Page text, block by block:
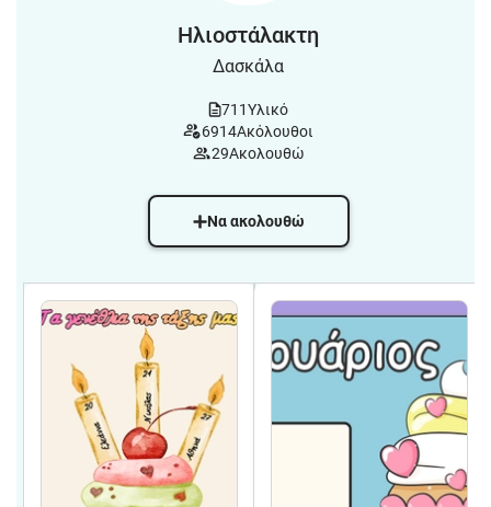
Ηλιοστάλακτη
Δασκάλα
711Υλικό
6914Ακόλουθοι
29Ακολουθώ
Να ακολουθώ